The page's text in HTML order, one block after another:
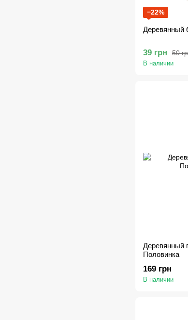
−22%
Деревянный
50
39 грн
В наличии
Деревянный
Половинка
169 грн
В наличии